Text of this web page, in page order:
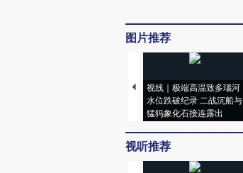
图片推荐
视线｜极端高温致多瑙河
水位跌破纪录 二战沉船与
猛犸象化石接连露出
视听推荐